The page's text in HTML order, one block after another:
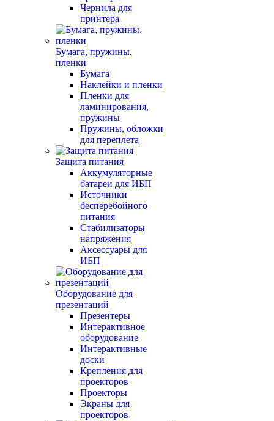
Чернила для
принтера
Бумага, пружины,
пленки
Бумага
Наклейки и пленки
Пленки для
ламинирования,
пружины
Пружины, обложки
для переплета
Защита питания
Аккумуляторные
батареи для ИБП
Источники
бесперебойного
питания
Стабилизаторы
напряжения
Аксессуары для
ИБП
Оборудование для
презентаций
Презентеры
Интерактивное
оборудование
Интерактивные
доски
Крепления для
проекторов
Проекторы
Экраны для
проекторов